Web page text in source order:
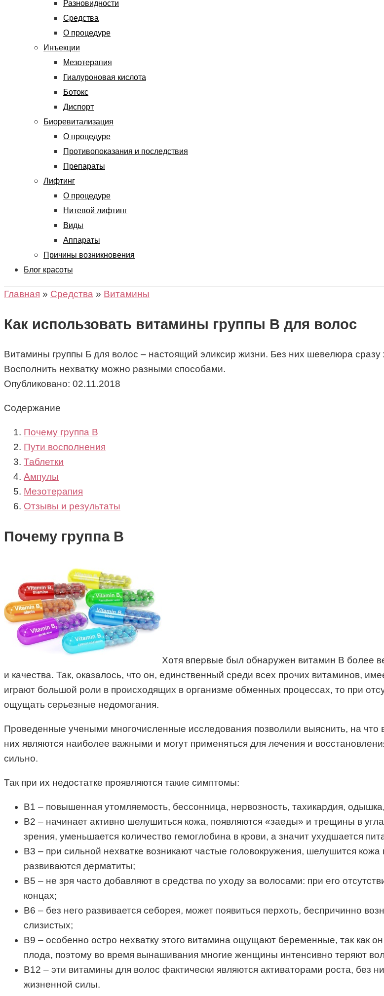
Разновидности
Средства
О процедуре
Инъекции
Мезотерапия
Гиалуроновая кислота
Ботокс
Диспорт
Биоревитализация
О процедуре
Противопоказания и последствия
Препараты
Лифтинг
О процедуре
Нитевой лифтинг
Виды
Аппараты
Причины возникновения
Блог красоты
Главная » Средства » Витамины
Как использовать витамины группы В для волос
Витамины группы Б для волос – настоящий эликсир жизни. Без них шевелюра сразу
Восполнить нехватку можно разными способами.
Опубликовано: 02.11.2018
Содержание
Почему группа В
Пути восполнения
Таблетки
Ампулы
Мезотерапия
Отзывы и результаты
Почему группа В
Хотя впервые был обнаружен витамин В более
и качества. Так, оказалось, что он, единственный среди всех прочих витаминов,
играют большой роли в происходящих в организме обменных процессах, то при
ощущать серьезные недомогания.
Проведенные учеными многочисленные исследования позволили выяснить, на что
них являются наиболее важными и могут применяться для лечения и
сильно.
Так при их недостатке проявляются такие симптомы:
В1 – повышенная утомляемость, бессонница, нервозность, тахикардия,
В2 – начинает активно шелушиться кожа, появляются «заеды» и трещины в
зрения, уменьшается количество гемоглобина в крови, а значит ухудшается
В3 – при сильной нехватке возникают частые головокружения, шелушится кожа
развиваются дерматиты;
В5 – не зря часто добавляют в средства по уходу за волосами: при его
концах;
В6 – без него развивается себорея, может появиться перхоть, беспричинно
слизистых;
В9 – особенно остро нехватку этого витамина ощущают беременные, так как
плода, поэтому во время вынашивания многие женщины интенсивно теряют
В12 – эти витамины для волос фактически являются активаторами роста, без
жизненной силы.